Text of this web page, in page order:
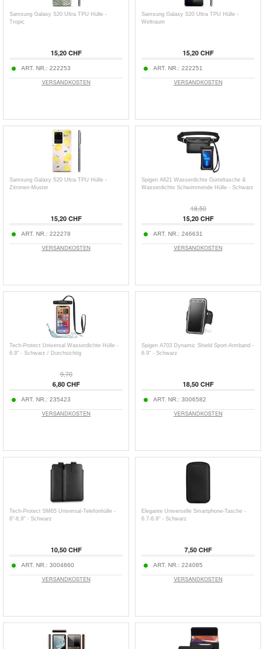
Samsung Galaxy S20 Ultra TPU Hülle -
Tropic
15,20 CHF
ART. NR.: 222253
VERSANDKOSTEN
Samsung Galaxy S20 Ultra TPU Hülle -
Weltraum
15,20 CHF
ART. NR.: 222251
VERSANDKOSTEN
Samsung Galaxy S20 Ultra TPU Hülle -
Zitronen-Muster
15,20 CHF
ART. NR.: 222278
VERSANDKOSTEN
Spigen A621 Wasserdichte Gürteltasche &
Wasserdichte Schwimmende Hülle - Schwarz
18,50
15,20 CHF
ART. NR.: 246631
VERSANDKOSTEN
Tech-Protect Universal Wasserdichte Hülle -
6.9" - Schwarz / Durchsichtig
9,70
6,80 CHF
ART. NR.: 235423
VERSANDKOSTEN
Spigen A703 Dynamic Shield Sport-Armband -
6.9" - Schwarz
18,50 CHF
ART. NR.: 3006582
VERSANDKOSTEN
Tech-Protect SM65 Universal-Telefonhülle -
6"-6,9" - Schwarz
10,50 CHF
ART. NR.: 3004860
VERSANDKOSTEN
Elegante Universelle Smartphone-Tasche -
6.7-6.9" - Schwarz
7,50 CHF
ART. NR.: 224085
VERSANDKOSTEN